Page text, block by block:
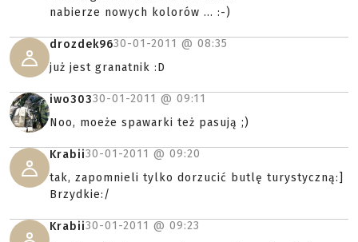
nabierze nowych kolorów ... :-)
drozdek9630-01-2011 @ 08:35
już jest granatnik :D
iwo30330-01-2011 @ 09:11
Noo, moeże spawarki też pasują ;)
Krabii30-01-2011 @ 09:20
tak, zapomnieli tylko dorzucić butlę turystyczną:]
Brzydkie:/
Krabii30-01-2011 @ 09:23